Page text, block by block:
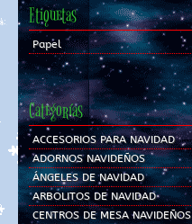
Etiquetas
Papel
Categorías
ACCESORIOS PARA NAVIDAD
ADORNOS NAVIDEÑOS
ÁNGELES DE NAVIDAD
ARBOLITOS DE NAVIDAD
CENTROS DE MESA NAVIDEÑOS